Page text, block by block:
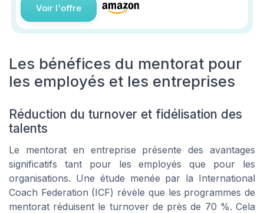
Voir l'offre
Les bénéfices du mentorat pour
les employés et les entreprises
Réduction du turnover et fidélisation des
talents
Le mentorat en entreprise présente des avantages
significatifs tant pour les employés que pour les
organisations. Une étude menée par la International
Coach Federation (ICF) révèle que les programmes de
mentorat réduisent le turnover de près de 70 %. Cela